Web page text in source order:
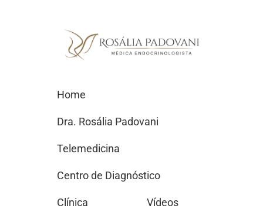
Home
Dra. Rosália Padovani
Telemedicina
Centro de Diagnóstico
Clínica Vídeos